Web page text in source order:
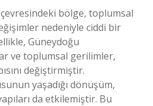
bölge, toplumsal
nedeniyle ciddi bir
Güneydoğu
ve toplumsal gerilimler,
değiştirmiştir.
yaşadığı dönüşüm,
da etkilemiştir. Bu